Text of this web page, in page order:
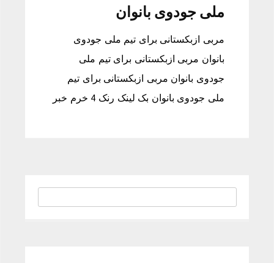
ملی جودوی بانوان
مربی ازبکستانی برای تيم ملی جودوی
بانوان مربی ازبکستانی برای تيم ملی
جودوی بانوان مربی ازبکستانی برای تيم
ملی جودوی بانوان بک لینک رنک 4 خرم خبر